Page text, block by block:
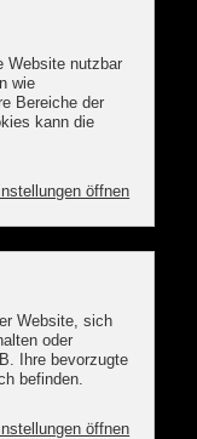
in